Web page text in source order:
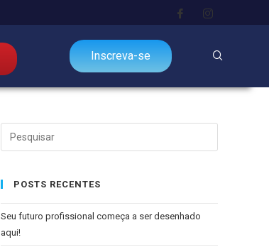
Inscreva-se
POSTS RECENTES
Seu futuro profissional começa a ser desenhado
aqui!